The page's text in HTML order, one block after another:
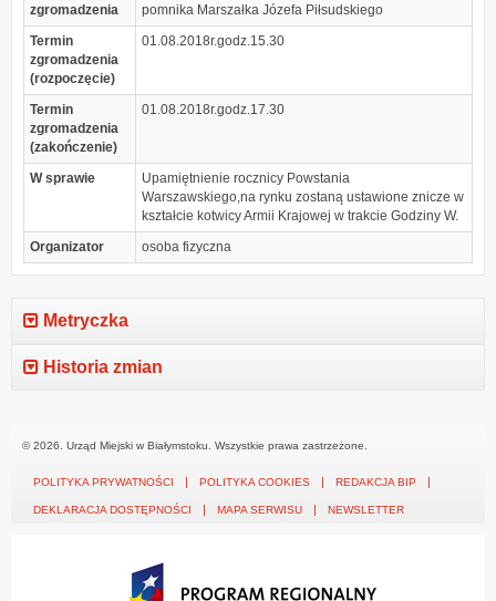
zgromadzenia
pomnika Marszałka Józefa Piłsudskiego
Termin
zgromadzenia
(rozpoczęcie)
01.08.2018r.godz.15.30
Termin
zgromadzenia
(zakończenie)
01.08.2018r.godz.17.30
W sprawie
Upamiętnienie rocznicy Powstania
Warszawskiego,na rynku zostaną ustawione znicze w
kształcie kotwicy Armii Krajowej w trakcie Godziny W.
Organizator
osoba fizyczna
Metryczka
Historia zmian
© 2026. Urząd Miejski w Białymstoku. Wszystkie prawa zastrzeżone.
POLITYKA PRYWATNOŚCI POLITYKA COOKIES REDAKCJA BIP
DEKLARACJA DOSTĘPNOŚCI MAPA SERWISU NEWSLETTER